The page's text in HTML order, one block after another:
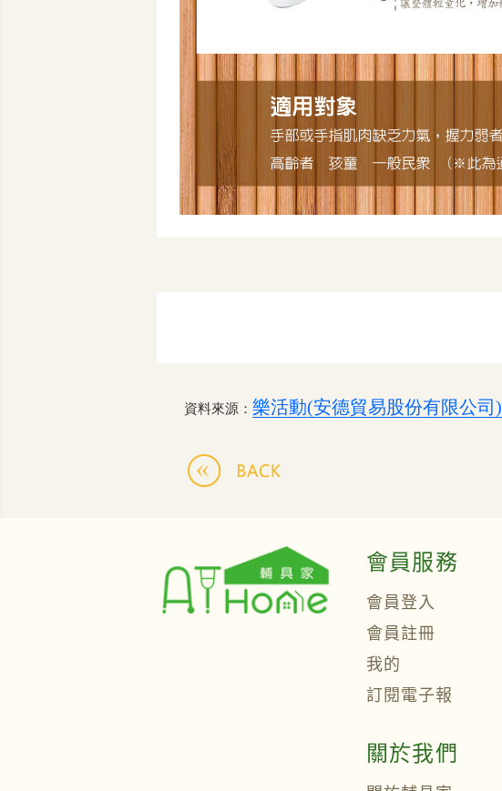
資料來源： 樂活動(安德貿易股份有限公司)
會員服務
會員登入
會員註冊
我的
訂閱電子報
關於我們